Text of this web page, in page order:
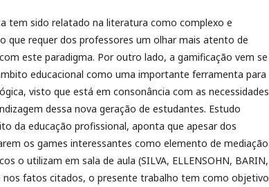
tem sido relatado na literatura como complexo e
que requer dos professores um olhar mais atento de
este paradigma. Por outro lado, a gamificação vem se
educacional como uma importante ferramenta para
visto que está em consonância com as necessidades
dessa nova geração de estudantes. Estudo
da educação profissional, aponta que apesar dos
os games interessantes como elemento de mediação
o utilizam em sala de aula (SILVA, ELLENSOHN, BARIN,
nos fatos citados, o presente trabalho tem como objetivo